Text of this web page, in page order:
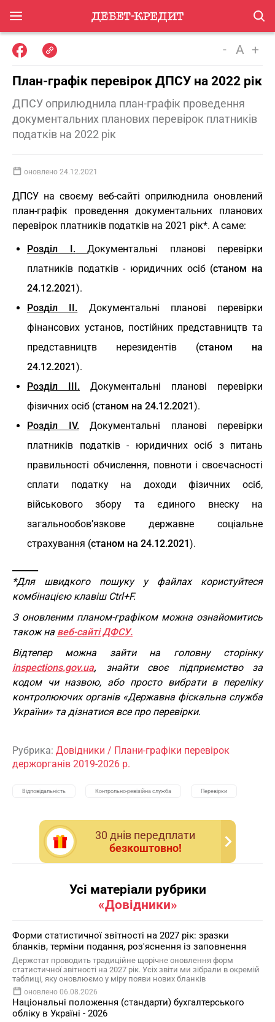
- A +
План-графік перевірок ДПСУ на 2022 рік
ДПСУ оприлюднила план-графік проведення
документальних планових перевірок платників
податків на 2022 рік
оновлено 24.12.2021
ДПСУ на своєму веб-сайті оприлюднила оновлений
план-графік проведення документальних планових
перевірок платників податків на 2021 рік*. А саме:
Розділ I.
Документальні планові перевірки
платників податків - юридичних осіб (станом на
24.12.2021).
Розділ II. Документальні планові перевірки
фінансових установ, постійних представництв та
представництв нерезидентів (станом на
24.12.2021).
Розділ ІІІ. Документальні планові перевірки
фізичних осіб (станом на 24.12.2021).
Розділ IV.Документальні планові перевірки
платників податків - юридичних осіб з питань
правильності обчислення, повноти і своєчасності
сплати податку на доходи фізичних осіб,
військового збору та єдиного внеску на
загальнообов’язкове державне соціальне
страхування (станом на 24.12.2021).
*Для швидкого пошуку у файлах користуйтеся
комбінацією клавіш Ctrl+F.
З оновленим планом-графіком можна ознайомитись
також на веб-сайті ДФСУ.
Відтепер можна зайти на головну сторінку
inspections.gov.ua, знайти своє підприємство за
кодом чи назвою, або просто вибрати в переліку
контролюючих органів «Державна фіскальна служба
України» та дізнатися все про перевірки.
Рубрика: Довідники / Плани-графіки перевірок
держорганів 2019-2026 р.
Відповідальність Контрольно-ревізійна служба Перевірки
30 днiв передплати
безкоштовно!
Усі матеріали рубрики
«Довідники»
Форми статистичної звітності на 2027 рік: зразки
бланків, терміни подання, роз'яснення із заповнення
Держстат проводить традиційне щорічне оновлення форм
статистичної звітності на 2027 рік. Усіх звіти ми зібрали в окремій
таблиці, яку оновлюємо у міру появи нових бланків
оновлено 06.08.2026
Національні положення (стандарти) бухгалтерського
обліку в Україні - 2026